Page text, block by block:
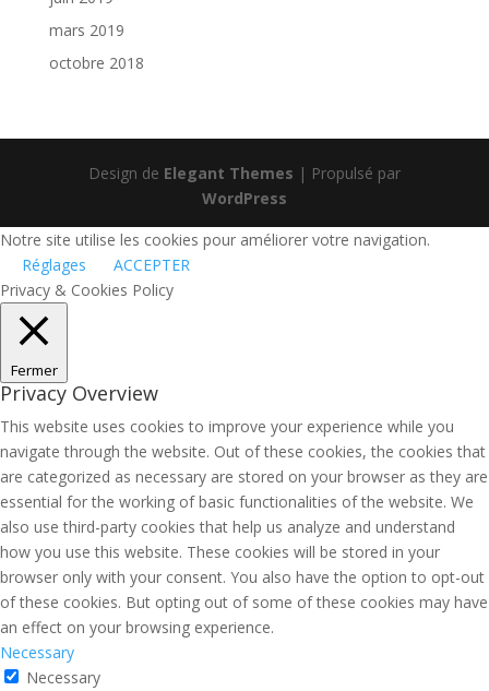
mars 2019
octobre 2018
Design de Elegant Themes | Propulsé par
WordPress
Notre site utilise les cookies pour améliorer votre navigation.
Réglages
ACCEPTER
Privacy & Cookies Policy
Fermer
Privacy Overview
This website uses cookies to improve your experience while you
navigate through the website. Out of these cookies, the cookies that
are categorized as necessary are stored on your browser as they are
essential for the working of basic functionalities of the website. We
also use third-party cookies that help us analyze and understand
how you use this website. These cookies will be stored in your
browser only with your consent. You also have the option to opt-out
of these cookies. But opting out of some of these cookies may have
an effect on your browsing experience.
Necessary
Necessary